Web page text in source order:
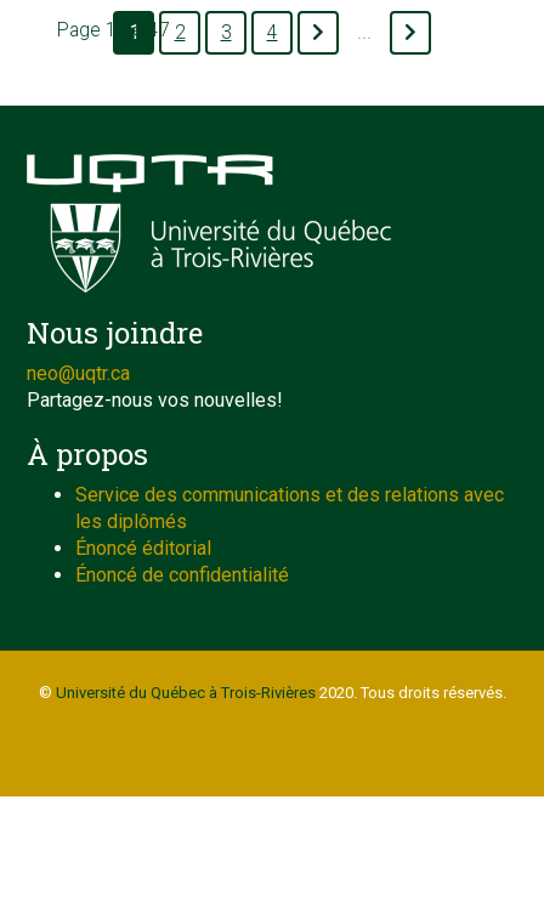
Page 1 de 47
1 2 3 4
Nous joindre
neo@uqtr.ca
Partagez-nous vos nouvelles!
À propos
Service des communications et des relations avec
les diplômés
Énoncé éditorial
Énoncé de confidentialité
© Université du Québec à Trois-Rivières2020. Tous droits réservés.